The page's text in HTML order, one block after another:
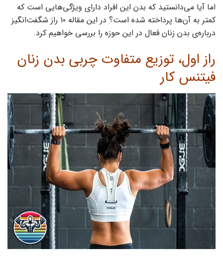
اما آیا می‌دانستید که بدن این افراد دارای ویژگی‌هایی است که
کمتر به آن‌ها پرداخته شده است؟ در این مقاله ۱۰ راز شگفت‌انگیز
درباره‌ی بدن زنان فعال در این حوزه را بررسی خواهیم کرد.
راز اول، توزیع متفاوت چربی بدن زنان
فیتنس کار